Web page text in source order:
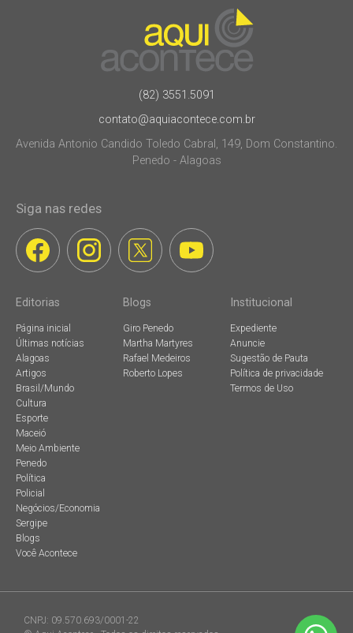
(82) 3551.5091
contato@aquiacontece.com.br
Avenida Antonio Candido Toledo Cabral, 149, Dom Constantino.
Penedo - Alagoas
Siga nas redes
Editorias
Página inicial
Últimas notícias
Alagoas
Artigos
Brasil/Mundo
Cultura
Esporte
Maceió
Meio Ambiente
Penedo
Política
Policial
Negócios/Economia
Sergipe
Blogs
Você Acontece
Blogs
Giro Penedo
Martha Martyres
Rafael Medeiros
Roberto Lopes
Institucional
Expediente
Anuncie
Sugestão de Pauta
Política de privacidade
Termos de Uso
CNPJ: 09.570.693/0001-22